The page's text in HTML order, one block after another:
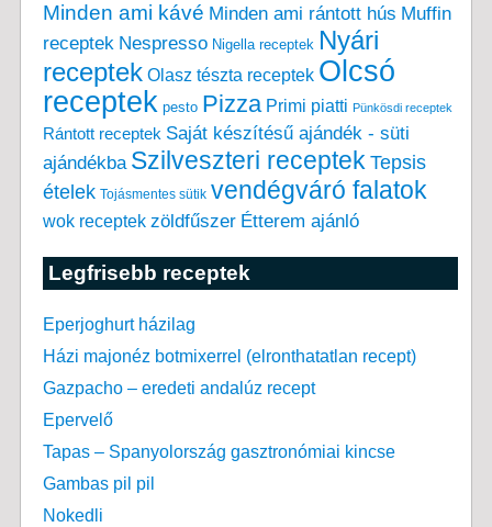
Minden ami kávé Minden ami rántott hús Muffin
receptek Nespresso Nigella receptek Nyári
receptek Olasz tészta receptek Olcsó
receptek pesto Pizza Primi piatti Pünkösdi receptek
Rántott receptek Saját készítésű ajándék - süti
ajándékba Szilveszteri receptek Tepsis
ételek Tojásmentes sütik vendégváró falatok
wok receptek zöldfűszer Étterem ajánló
Legfrisebb receptek
Eperjoghurt házilag
Házi majonéz botmixerrel (elronthatatlan recept)
Gazpacho – eredeti andalúz recept
Epervelő
Tapas – Spanyolország gasztronómiai kincse
Gambas pil pil
Nokedli